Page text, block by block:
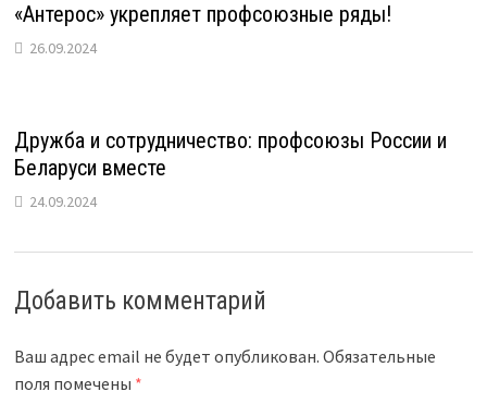
«Антерос» укрепляет профсоюзные ряды!
26.09.2024
Дружба и сотрудничество: профсоюзы России и
Беларуси вместе
24.09.2024
Добавить комментарий
Ваш адрес email не будет опубликован. Обязательные
поля помечены *